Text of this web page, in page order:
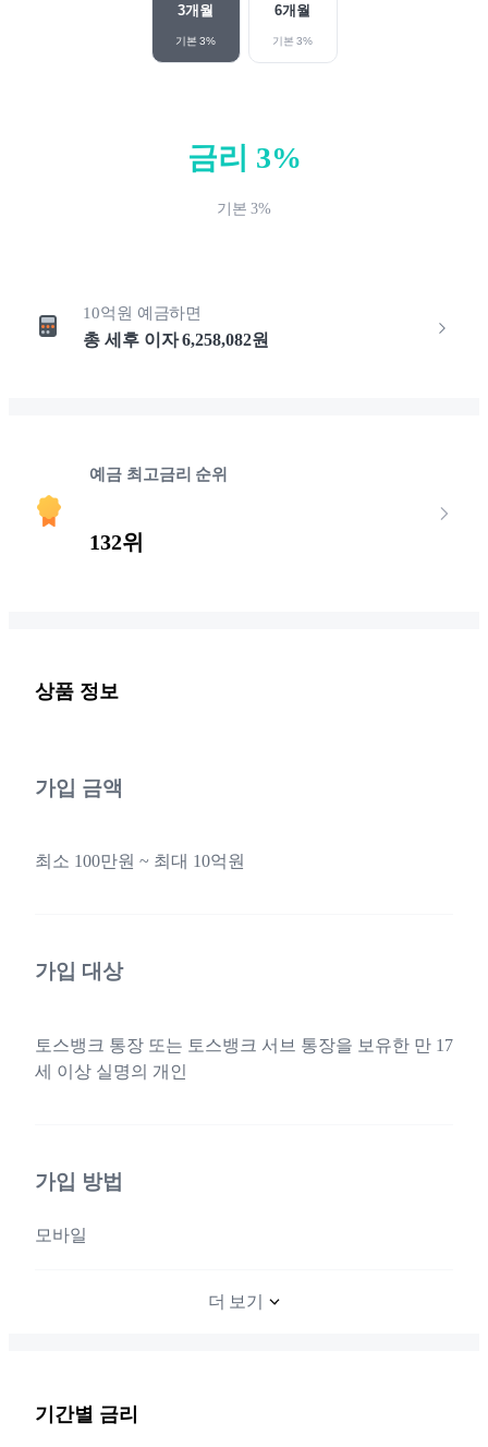
3개월
기본3%
6개월
기본3%
금리 3%
기본3%
10억원 예금하면
총 세후 이자6,258,082원
예금 최고금리 순위
132위
상품 정보
가입 금액
최소 100만원 ~ 최대 10억원
가입 대상
토스뱅크 통장 또는 토스뱅크 서브 통장을 보유한 만 17
세 이상 실명의 개인
가입 방법
모바일
더 보기
기간별 금리